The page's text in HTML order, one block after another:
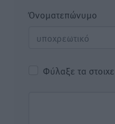
Όνοματεπώνυμο
Φύλαξε τα